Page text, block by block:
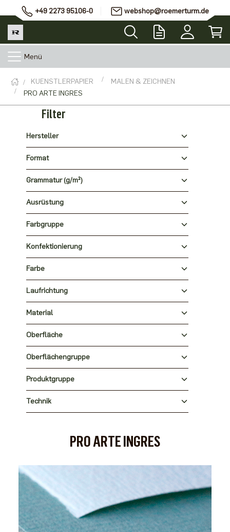
+49 2273 95106-0 webshop@roemerturm.de
Menü
KUENSTLERPAPIER
MALEN & ZEICHNEN
PRO ARTE INGRES
Filter
Hersteller
Format
Grammatur (g/m²)
Ausrüstung
Farbgruppe
Konfektionierung
Farbe
Laufrichtung
Material
Oberfläche
Oberflächengruppe
Produktgruppe
Technik
PRO ARTE INGRES